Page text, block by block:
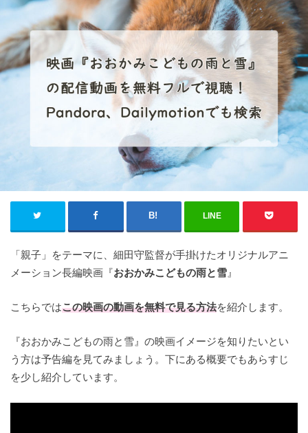
LINE
「親子」をテーマに、細田守監督が手掛けたオリジナルアニ
メーション長編映画『おおかみこどもの雨と雪 』
こちらではこの映画の動画を無料で見る方法を紹介します。
『おおかみこどもの雨と雪』の映画イメージを知りたいとい
う方は予告編を見てみましょう。下にある概要でもあらすじ
を少し紹介しています。